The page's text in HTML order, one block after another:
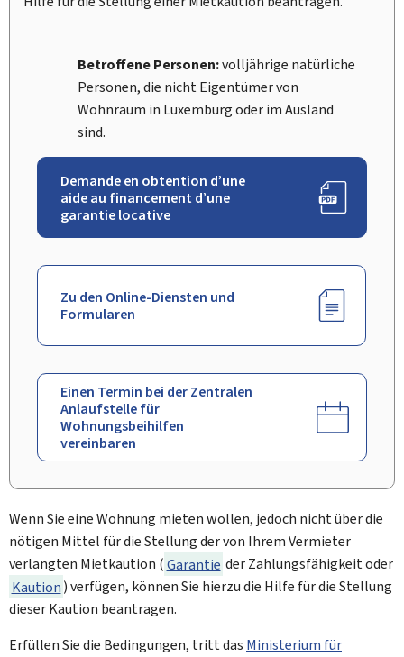
Betroffene Personen:volljährige natürliche
Personen, die nicht Eigentümer von
Wohnraum in Luxemburg oder im Ausland
sind.
Demande en obtention d’une
aide au financement d’une
garantie locative
Zu den Online-Diensten und
Formularen
Einen Termin bei der Zentralen
Anlaufstelle für
Wohnungsbeihilfen
vereinbaren
Wenn Sie eine Wohnung mieten wollen, jedoch nicht über die
nötigen Mittel für die Stellung der von Ihrem Vermieter
verlangten Mietkaution (Garantie der Zahlungsfähigkeit oder
Kaution) verfügen, können Sie hierzu die Hilfe für die Stellung
dieser Kaution beantragen.
Erfüllen Sie die Bedingungen, tritt das Ministerium für